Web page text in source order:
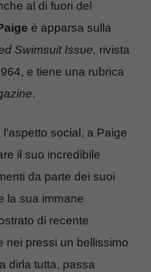
al di fuori del
è apparsa sulla
Swimsuit Issue, rivista
e tiene una rubrica
.
social, a Paige
il suo incredibile
da parte dei suoi
la sua immane
di recente
nei pressi un bellissimo
dirla tutta, passa